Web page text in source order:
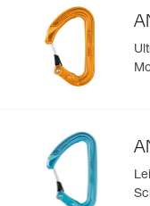
Gewicht : 13 g
Garantie : 3 Jahre
Verpackung : 1
See all technical